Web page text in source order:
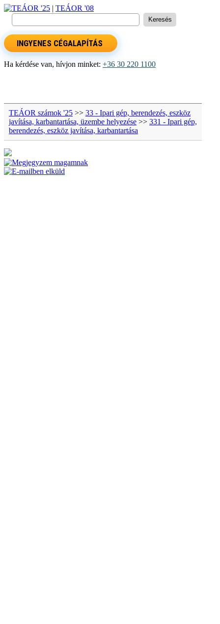
TEÁOR '25 | TEÁOR '08
INGYENES CÉGALAPÍTÁS
Ha kérdése van, hívjon minket: +36 30 220 1100
TEÁOR számok '25 >> 33 - Ipari gép, berendezés, eszköz
javítása, karbantartása, üzembe helyezése >> 331 - Ipari gép,
berendezés, eszköz javítása, karbantartása